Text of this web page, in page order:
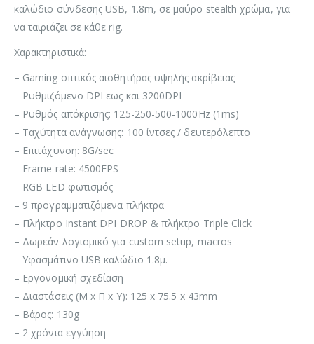
καλώδιο σύνδεσης USB, 1.8m, σε μαύρο stealth χρώμα, για
να ταιριάζει σε κάθε rig.
Χαρακτηριστικά:
– Gaming οπτικός αισθητήρας υψηλής ακρίβειας
– Ρυθμιζόμενο DPI εως και 3200DPI
– Ρυθμός απόκρισης: 125-250-500-1000Hz (1ms)
– Ταχύτητα ανάγνωσης: 100 ίντσες / δευτερόλεπτο
– Επιτάχυνση: 8G/sec
– Frame rate: 4500FPS
– RGB LED φωτισμός
– 9 προγραμματιζόμενα πλήκτρα
– Πλήκτρο Instant DPI DROP & πλήκτρο Triple Click
– Δωρεάν λογισμικό για custom setup, macros
– Υφασμάτινο USB καλώδιο 1.8μ.
– Εργονομική σχεδίαση
– Διαστάσεις (Μ x Π x Υ): 125 x 75.5 x 43mm
– Βάρος: 130g
– 2 χρόνια εγγύηση